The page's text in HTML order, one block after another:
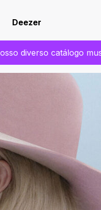
Deezer
diverso catálogo